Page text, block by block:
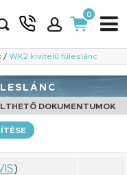
0
/ WK2 kivitelű füleslánc
DOKUMENTUMOK
)